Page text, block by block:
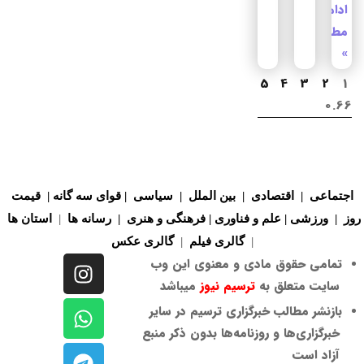
ادامه
مطلب
»
1
2
3
4
5
اجتماعی | اقتصادی |بین الملل | سیاسی |قوای سه گانه |قیمت
روز
|ورزشی | علم و فناوری |فرهنگی و هنری |رسانه ها |
استان ها
|گالری فیلم |گالری عکس
تمامی حقوق مادی و معنوی این وب
سایت متعلق به ترسیم نیوز میباشد
بازنشر مطالب خبرگزاری ترسیم در سایر
خبرگزاری‌ها و روزنامه‌ها بدون ذکر منبع
آزاد است